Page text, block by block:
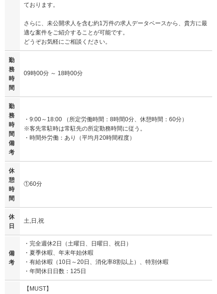
ております。
さらに、未公開求人を含む約1万件の求人データベースから、貴方に最
適な案件をご紹介することが可能です。
どうぞお気軽にご相談ください。
勤
務
時
間
09時00分 ～ 18時00分
勤
務
時
間
備
考
・9:00～18:00 （所定労働時間：8時間0分、休憩時間：60分）
※客先常駐時は常駐先の所定勤務時間に従う。
・時間外労働：あり（平均月20時間程度）
休
憩
時
間
①60分
休
日
土,日,祝
備
考
・完全週休2日（土曜日、日曜日、祝日）
・夏季休暇、年末年始休暇
・有給休暇（10日～20日、消化率8割以上）、特別休暇
・年間休日日数：125日
【MUST】